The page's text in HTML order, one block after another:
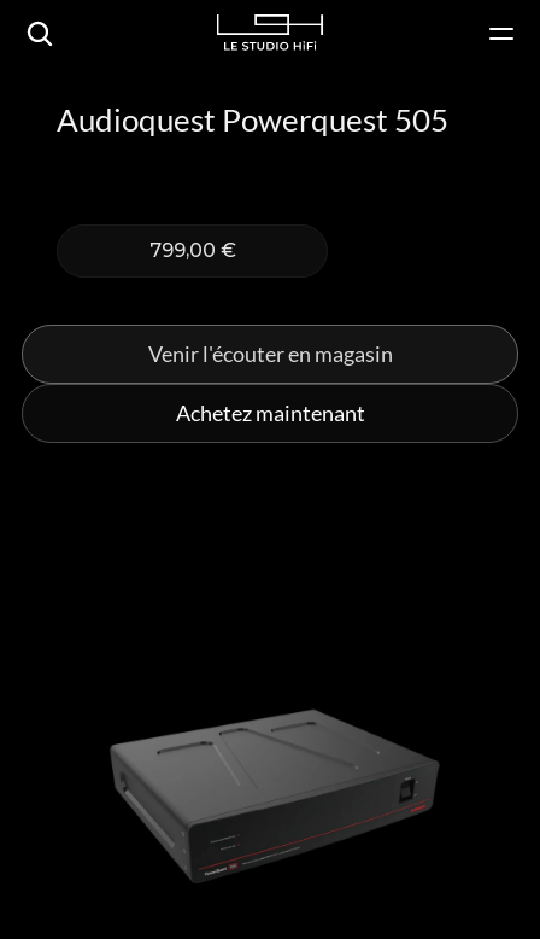
Audioquest Powerquest 505
799,00 €
Achetez maintenant
Venir l'écouter en magasin